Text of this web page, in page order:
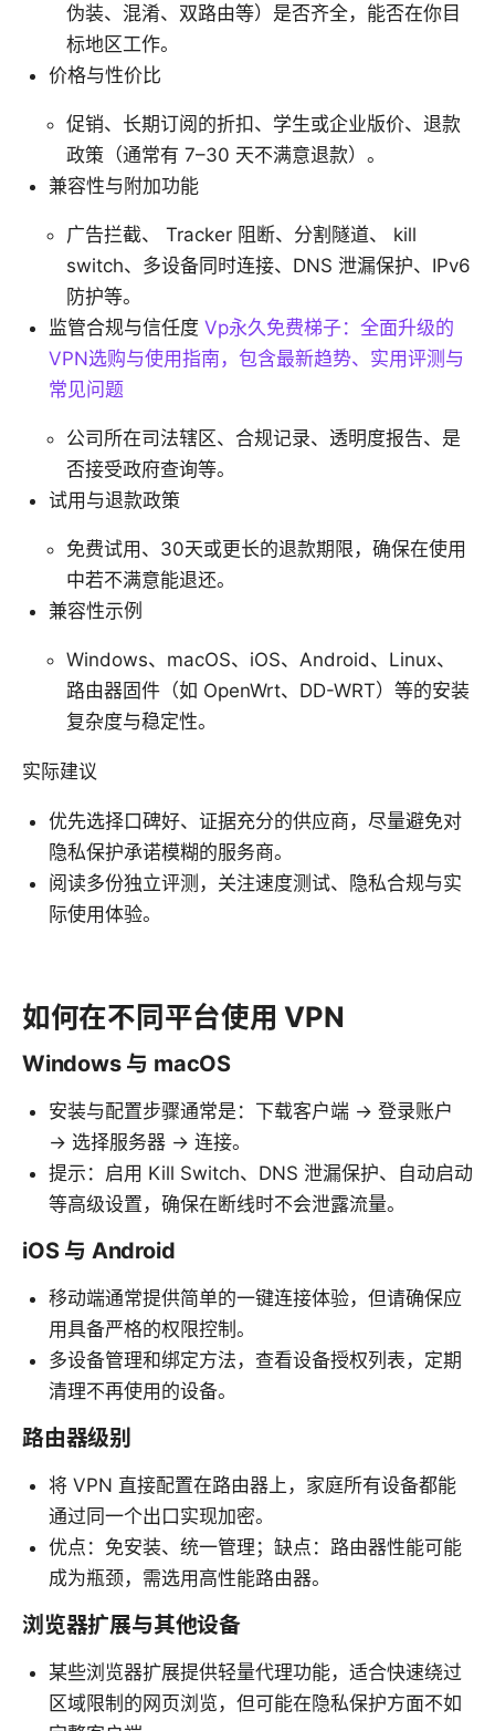
伪装、混淆、双路由等）是否齐全，能否在你目
标地区工作。
价格与性价比
促销、长期订阅的折扣、学生或企业版价、退款
政策（通常有 7–30 天不满意退款）。
兼容性与附加功能
广告拦截、 Tracker 阻断、分割隧道、 kill
switch、多设备同时连接、DNS 泄漏保护、IPv6
防护等。
监管合规与信任度 Vp永久免费梯子：全面升级的
VPN选购与使用指南，包含最新趋势、实用评测与
常见问题
公司所在司法辖区、合规记录、透明度报告、是
否接受政府查询等。
试用与退款政策
免费试用、30天或更长的退款期限，确保在使用
中若不满意能退还。
兼容性示例
Windows、macOS、iOS、Android、Linux、
路由器固件（如 OpenWrt、DD-WRT）等的安装
复杂度与稳定性。
实际建议
优先选择口碑好、证据充分的供应商，尽量避免对
隐私保护承诺模糊的服务商。
阅读多份独立评测，关注速度测试、隐私合规与实
际使用体验。
如何在不同平台使用 VPN
Windows 与 macOS
安装与配置步骤通常是：下载客户端 → 登录账户
→ 选择服务器 → 连接。
提示：启用 Kill Switch、DNS 泄漏保护、自动启动
等高级设置，确保在断线时不会泄露流量。
iOS 与 Android
移动端通常提供简单的一键连接体验，但请确保应
用具备严格的权限控制。
多设备管理和绑定方法，查看设备授权列表，定期
清理不再使用的设备。
路由器级别
将 VPN 直接配置在路由器上，家庭所有设备都能
通过同一个出口实现加密。
优点：免安装、统一管理；缺点：路由器性能可能
成为瓶颈，需选用高性能路由器。
浏览器扩展与其他设备
某些浏览器扩展提供轻量代理功能，适合快速绕过
区域限制的网页浏览，但可能在隐私保护方面不如